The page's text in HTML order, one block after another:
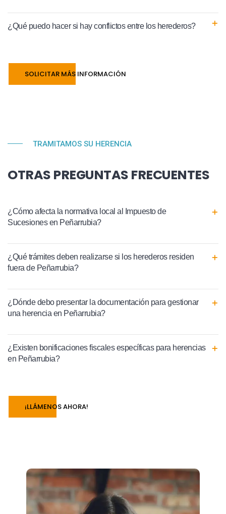
¿Qué puedo hacer si hay conflictos entre los herederos?
SOLICITAR MÁS INFORMACIÓN
TRAMITAMOS SU HERENCIA
OTRAS PREGUNTAS FRECUENTES
¿Cómo afecta la normativa local al Impuesto de
Sucesiones en Peñarrubia?
¿Qué trámites deben realizarse si los herederos residen
fuera de Peñarrubia?
¿Dónde debo presentar la documentación para gestionar
una herencia en Peñarrubia?
¿Existen bonificaciones fiscales específicas para herencias
en Peñarrubia?
¡LLÁMENOS AHORA!